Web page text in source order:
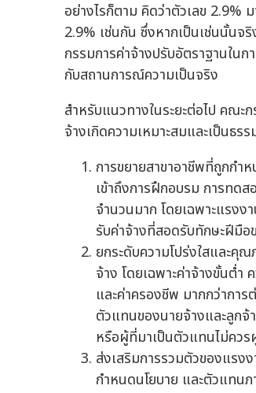
อย่างไรก็ตาม คิดว่าตัวเลข 2.9%
2.9% เช่นกัน ซึ่งหากเป็นเช่นนั้นจ
กรรมการค่าจ้างปรับอัตราฐานใน
กับสถานการณ์ความเป็นจริง
สำหรับแนวทางในระยะต่อไป คณะ
จ้างเกิดความเหมาะสมและเป็นธร
การขยายสาขาอาชีพที่ถูกก
เข้าถึงการฝึกอบรม การทด
จำนวนมาก โดยเฉพาะแรงง
รับค่าจ้างที่สอดรับทักษะฝีมือ
ยกระดับความโปร่งใสและคุ
จ้าง โดยเฉพาะค่าจ้างขั้นต่
และค่าครองชีพ มากกว่ากา
ตัวแทนของนายจ้างและลูกจ้
หรือผู้ที่มาเป็นตัวแทนไม่คว
ส่งเสริมการรวมตัวของแรง
กำหนดนโยบาย และตัวแทนภ